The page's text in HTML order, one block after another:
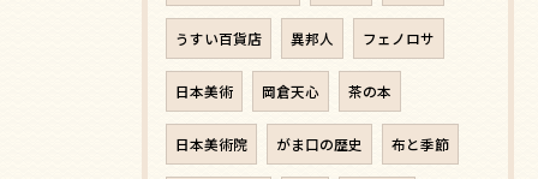
うすい百貨店 異邦人 フェノロサ
日本美術 岡倉天心 茶の本
日本美術院 がま口の歴史 布と季節